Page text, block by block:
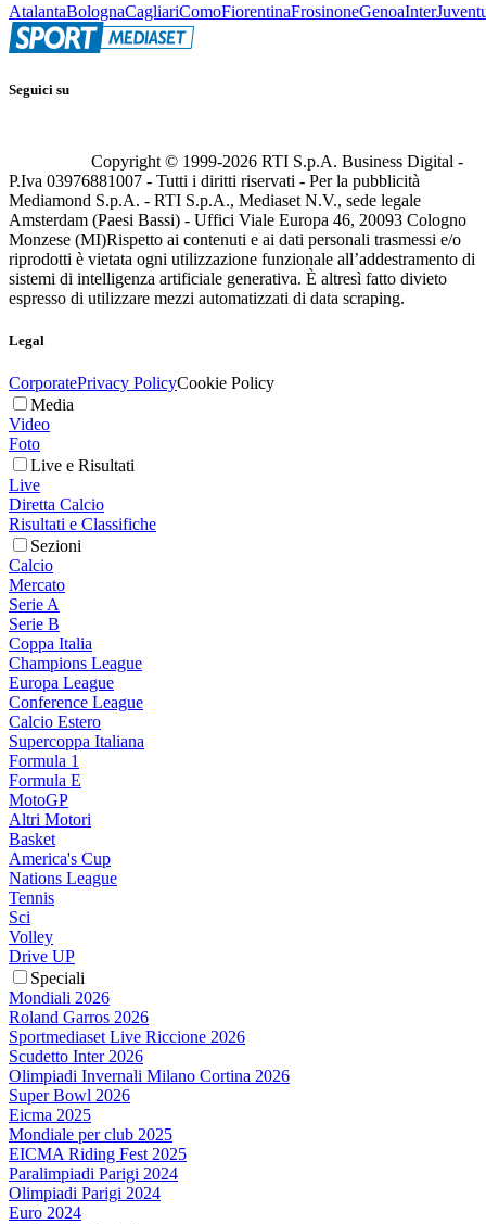
AtalantaBolognaCagliariComoFiorentinaFrosinoneGenoaInter
Seguici su
Copyright © 1999-2026 RTI S.p.A. Business Digital -
P.Iva 03976881007 - Tutti i diritti riservati - Per la pubblicità
Mediamond S.p.A. - RTI S.p.A., Mediaset N.V., sede legale
Amsterdam (Paesi Bassi) - Uffici Viale Europa 46, 20093 Cologno
Monzese (MI)Rispetto ai contenuti e ai dati personali trasmessi e/o
riprodotti è vietata ogni utilizzazione funzionale all’addestramento di
sistemi di intelligenza artificiale generativa. È altresì fatto divieto
espresso di utilizzare mezzi automatizzati di data scraping.
Legal
CorporatePrivacy PolicyCookie Policy
Media
Video
Foto
Live e Risultati
Live
Diretta Calcio
Risultati e Classifiche
Sezioni
Calcio
Mercato
Serie A
Serie B
Coppa Italia
Champions League
Europa League
Conference League
Calcio Estero
Supercoppa Italiana
Formula 1
Formula E
MotoGP
Altri Motori
Basket
America's Cup
Nations League
Tennis
Sci
Volley
Drive UP
Speciali
Mondiali 2026
Roland Garros 2026
Sportmediaset Live Riccione 2026
Scudetto Inter 2026
Olimpiadi Invernali Milano Cortina 2026
Super Bowl 2026
Eicma 2025
Mondiale per club 2025
EICMA Riding Fest 2025
Paralimpiadi Parigi 2024
Olimpiadi Parigi 2024
Euro 2024